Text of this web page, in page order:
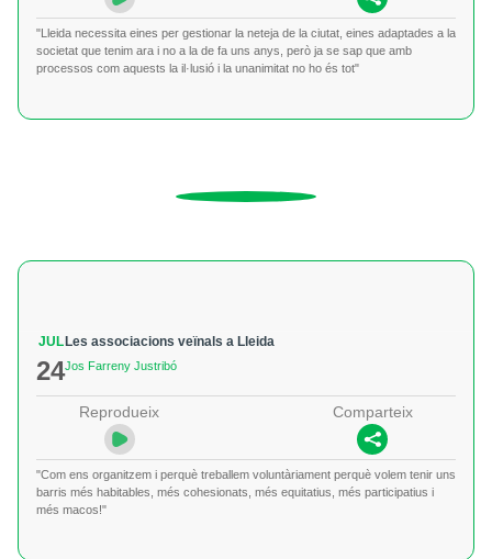
"Lleida necessita eines per gestionar la neteja de la ciutat, eines adaptades a la
societat que tenim ara i no a la de fa uns anys, però ja se sap que amb
processos com aquests la il·lusió i la unanimitat no ho és tot"
JUL
24
Les associacions veïnals a Lleida
Jos Farreny Justribó
Reprodueix Comparteix
"Com ens organitzem i perquè treballem voluntàriament perquè volem tenir uns
barris més habitables, més cohesionats, més equitatius, més participatius i
més macos!"